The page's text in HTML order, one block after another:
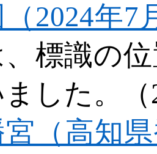
2024年7
標識の
した。（
宮（高知